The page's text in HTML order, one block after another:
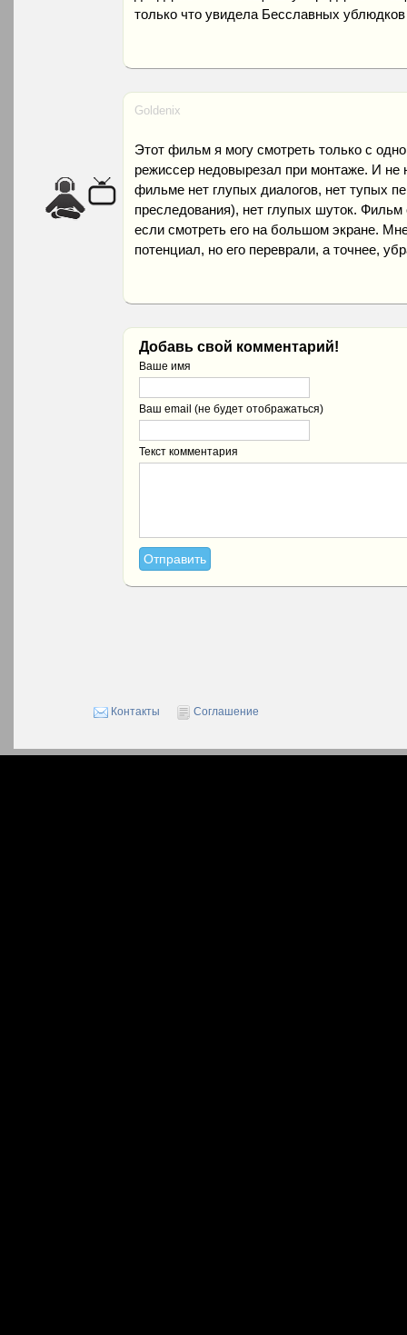
только что увидела Бесславных
Goldenix
Этот фильм я могу смотреть только с
режиссер недовырезал при монтаже. И не
фильме нет глупых диалогов, нет тупых
преследования), нет глупых шуток.
если смотреть его на большом экране.
потенциал, но его переврали, а точнее,
Добавь свой комментарий!
Ваше имя
Ваш email (не будет отображаться)
Текст комментария
Контакты Соглашение